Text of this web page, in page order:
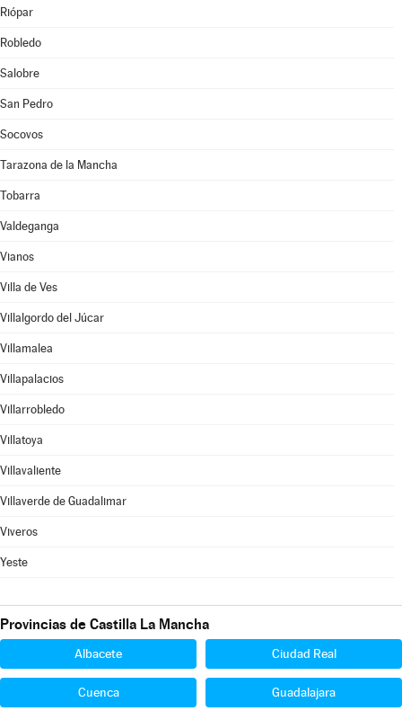
Riópar
Robledo
Salobre
San Pedro
Socovos
Tarazona de la Mancha
Tobarra
Valdeganga
Vianos
Villa de Ves
Villalgordo del Júcar
Villamalea
Villapalacios
Villarrobledo
Villatoya
Villavaliente
Villaverde de Guadalimar
Viveros
Yeste
Provincias de Castilla La Mancha
Albacete Ciudad Real
Cuenca Guadalajara